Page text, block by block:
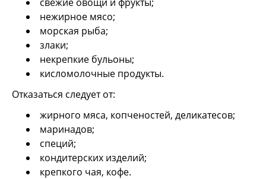
нежирное мясо;
морская рыба;
злаки;
некрепкие бульоны;
кисломолочные продукты.
Отказаться следует от:
жирного мяса, копченостей, деликатесов;
маринадов;
специй;
кондитерских изделий;
крепкого чая, кофе.